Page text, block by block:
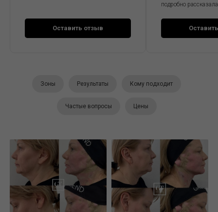
Оставить отзыв
подробно
Зоны Результаты Кому подходит
Частые вопросы Цены